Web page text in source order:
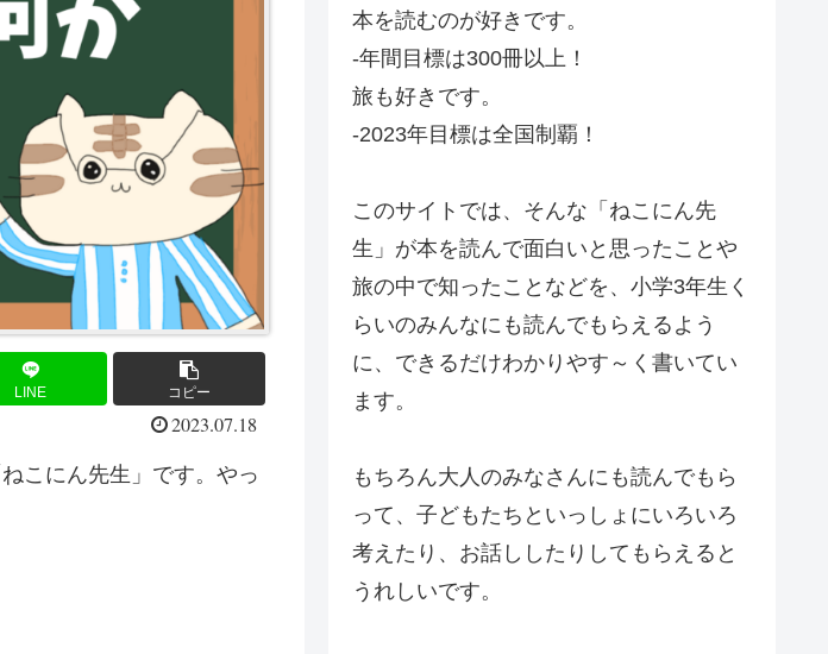
LINE コピー
2023.07.18
こにん先生」です。やっ
本を読むのが好きです。
-年間目標は300冊以上！
旅も好きです。
-2023年目標は全国制覇！
このサイトでは、そんな「ねこにん先
生」が本を読んで面白いと思ったことや
旅の中で知ったことなどを、小学3年生く
らいのみんなにも読んでもらえるよう
に、できるだけわかりやす～く書いてい
ます。
もちろん大人のみなさんにも読んでもら
って、子どもたちといっしょにいろいろ
考えたり、お話ししたりしてもらえると
うれしいです。